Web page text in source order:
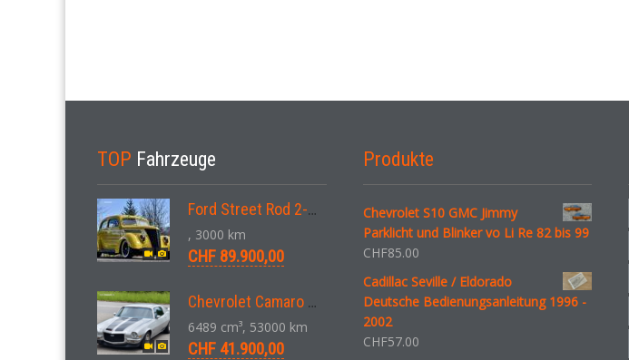
TOP Fahrzeuge
Ford Street Rod 2-Door V8 Aut. 1937
, 3000 km
CHF 89.900,00
Chevrolet Camaro SS 396 LS3 Coupe Aut. 1971
6489 cm³, 53000 km
CHF 41.900,00
Produkte
Chevrolet S10 GMC Jimmy
Parklicht und Blinker vo Li Re 82 bis 99
CHF85.00
Cadillac Seville / Eldorado
Deutsche Bedienungsanleitung 1996 -
2002
CHF57.00